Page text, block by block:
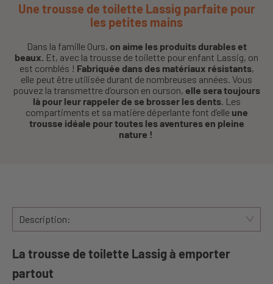
Une trousse de toilette Lassig parfaite pour
les petites mains
Dans la famille Ours, on aime les produits durables et
beaux. Et, avec la trousse de toilette pour enfant Lassig, on
est comblés ! Fabriquée dans des matériaux résistants,
elle peut être utilisée durant de nombreuses années. Vous
pouvez la transmettre d’ourson en ourson, elle sera toujours
là pour leur rappeler de se brosser les dents. Les
compartiments et sa matière déperlante font d’elleune
trousse idéale pour toutes les aventures en pleine
nature !
Description:
La trousse de toilette Lassig à emporter
partout